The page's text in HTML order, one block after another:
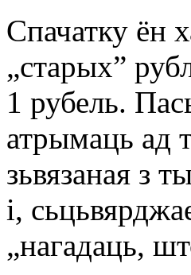
Спачатку ён
„старых”
1 рубель.
атрымаць ад
зьвязаная з
і,
„нагадаць,